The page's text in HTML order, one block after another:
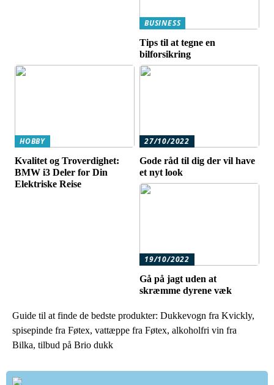
BUSINESS
Tips til at tegne en
bilforsikring
HOBBY
Kvalitet og Troverdighet:
BMW i3 Deler for Din
Elektriske Reise
27/10/2022
Gode råd til dig der vil have
et nyt look
19/10/2022
Gå på jagt uden at
skræmme dyrene væk
Guide til at finde de bedste produkter: Dukkevogn fra Kvickly,
spisepinde fra Føtex, vattæppe fra Føtex, alkoholfri vin fra
Bilka, tilbud på Brio dukk